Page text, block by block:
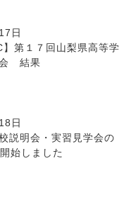
日
】第１７回山梨県高等学
会 結果
日
説明会・実習見学会の
始しました